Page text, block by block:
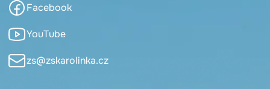
Facebook
YouTube
zs@zskarolinka.cz